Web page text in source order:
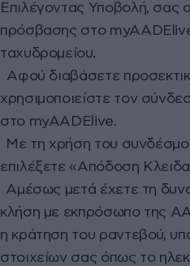
Επιλέγοντας Υποβολή, σας
πρόσβασης στο
ταχυδρομείου.
Αφού διαβάσετε
χρησιμοποιείστε τον
στο myAADElive.
Με τη χρήση του
επιλέξετε «Απόδοση
Αμέσως μετά έχετε τη
κλήση με εκπρόσωπο της
η κράτηση του ραντεβού,
στοιχείων σας όπως το